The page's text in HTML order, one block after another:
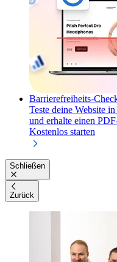
Barrierefreiheits-
Teste deine Website
und erhalte einen
Kostenlos starten
Schließen
Zurück